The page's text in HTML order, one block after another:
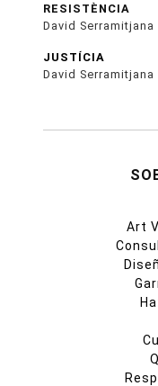
RESISTÈNCIA
David Serramitjana
JUSTÍCIA
David Serramitjana
Art